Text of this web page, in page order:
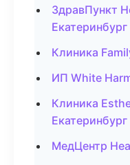
ЗдравПункт
Екатеринбург
Клиника
ИП White
Клиника
Екатеринбург
МедЦентр